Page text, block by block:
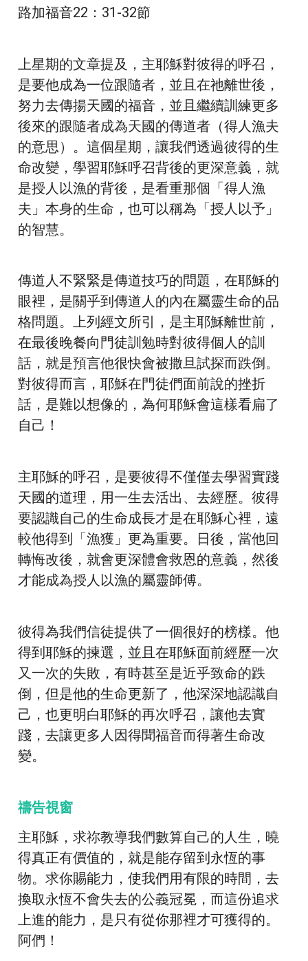
路加福音22：31-32節
上星期的文章提及，主耶穌對彼得的呼召，
是要他成為一位跟隨者，並且在祂離世後，
努力去傳揚天國的福音，並且繼續訓練更多
後來的跟隨者成為天國的傳道者（得人漁夫
的意思）。這個星期，讓我們透過彼得的生
命改變，學習耶穌呼召背後的更深意義，就
是授人以漁的背後，是看重那個「得人漁
夫」本身的生命，也可以稱為「授人以予」
的智慧。
傳道人不緊緊是傳道技巧的問題，在耶穌的
眼裡，是關乎到傳道人的內在屬靈生命的品
格問題。上列經文所引，是主耶穌離世前，
在最後晚餐向門徒訓勉時對彼得個人的訓
話，就是預言他很快會被撒旦試探而跌倒。
對彼得而言，耶穌在門徒們面前說的挫折
話，是難以想像的，為何耶穌會這樣看扁了
自己！
主耶穌的呼召，是要彼得不僅僅去學習實踐
天國的道理，用一生去活出、去經歷。彼得
要認識自己的生命成長才是在耶穌心裡，遠
較他得到「漁獲」更為重要。日後，當他回
轉悔改後，就會更深體會救恩的意義，然後
才能成為授人以漁的屬靈師傅。
彼得為我們信徒提供了一個很好的榜樣。他
得到耶穌的揀選，並且在耶穌面前經歷一次
又一次的失敗，有時甚至是近乎致命的跌
倒，但是他的生命更新了，他深深地認識自
己，也更明白耶穌的再次呼召，讓他去實
踐，去讓更多人因得聞福音而得著生命改
變。
禱告視窗
主耶穌，求祢教導我們數算自己的人生，曉
得真正有價值的，就是能存留到永恆的事
物。求你賜能力，使我們用有限的時間，去
換取永恆不會失去的公義冠冕，而這份追求
上進的能力，是只有從你那裡才可獲得的。
阿們！